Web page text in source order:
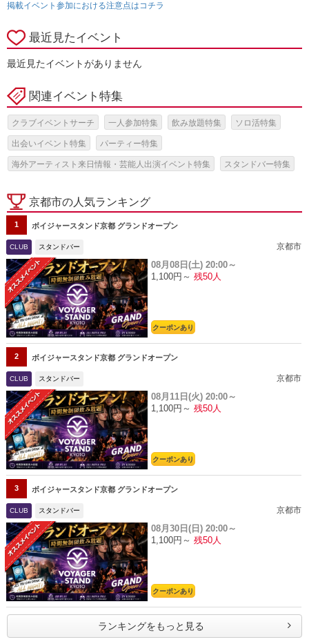
掲載イベント参加における注意点はコチラ
最近見たイベント
最近見たイベントがありません
関連イベント特集
クラブイベントサーチ 一人参加特集 飲み放題特集 ソロ活特集
出会いイベント特集 パーティー特集
海外アーティスト来日情報・芸能人出演イベント特集 スタンドバー特集
京都市の人気ランキング
1 ボイジャースタンド京都 グランドオープン
CLUB スタンドバー 京都市
08月08日(土) 20:00～
1,100円～ 残50人
クーポンあり
2 ボイジャースタンド京都 グランドオープン
CLUB スタンドバー 京都市
08月11日(火) 20:00～
1,100円～ 残50人
クーポンあり
3 ボイジャースタンド京都 グランドオープン
CLUB スタンドバー 京都市
08月30日(日) 20:00～
1,100円～ 残50人
クーポンあり
ランキングをもっと見る